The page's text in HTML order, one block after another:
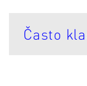
Často